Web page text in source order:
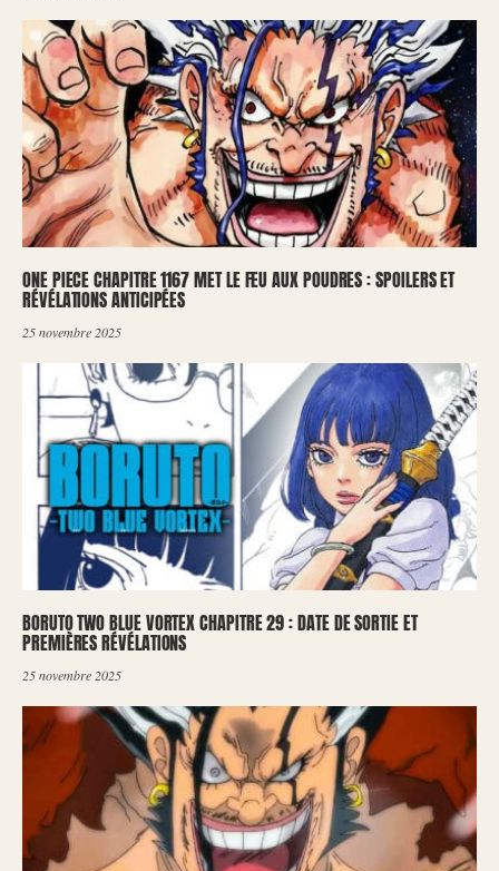
ONE PIECE CHAPITRE 1167 MET LE FEU AUX POUDRES : SPOILERS ET
RÉVÉLATIONS ANTICIPÉES
25 novembre 2025
BORUTO TWO BLUE VORTEX CHAPITRE 29 : DATE DE SORTIE ET
PREMIÈRES RÉVÉLATIONS
25 novembre 2025